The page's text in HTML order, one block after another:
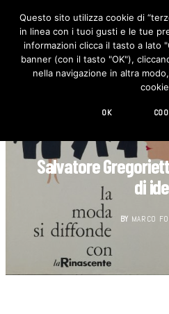
Salvatore
di
BY MARCO
Questo sito utilizza cookie di
in linea con i tuoi gusti e le tue
informazioni clicca il tasto a lato
banner (con il tasto "OK"),
nella navigazione in altra
OK